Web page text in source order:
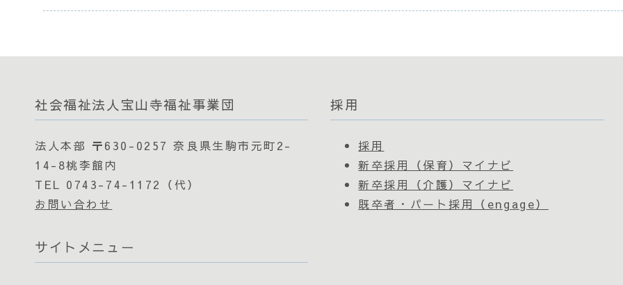
社会福祉法人宝山寺福祉事業団
法人本部 〒630-0257 奈良県生駒市元町2-
14-8桃李館内
TEL 0743-74-1172（代）
お問い合わせ
サイトメニュー
採用
採用
新卒採用（保育）マイナビ
新卒採用（介護）マイナビ
既卒者・パート採用（engage）